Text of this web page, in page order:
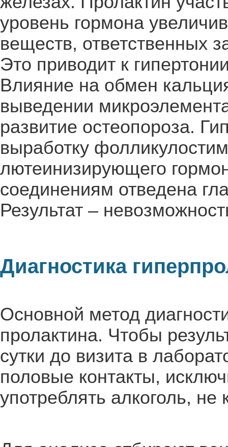
уровень гормона
веществ, ответственных
Это приводит к
Влияние на обмен
выведении
развитие остеопороза.
выработку
лютеинизирующего
соединениям отведена
Результат –
Диагностика
Основной метод
пролактина. Чтобы
сутки до визита в
половые контакты,
употреблять алкоголь, не